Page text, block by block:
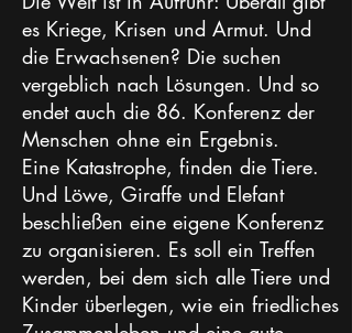
es Kriege, Krisen und Armut. Und
die Erwachsenen? Die suchen
vergeblich nach Lösungen. Und so
endet auch die 86. Konferenz der
Menschen ohne ein Ergebnis.
Eine Katastrophe, finden die Tiere.
Und Löwe, Giraffe und Elefant
beschließen eine eigene Konferenz
zu organisieren. Es soll ein Treffen
werden, bei dem sich alle Tiere und
Kinder überlegen, wie ein friedliches